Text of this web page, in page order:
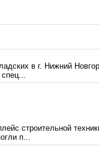
в г. Нижний
строительной
п...